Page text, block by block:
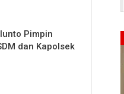
Pimpin
dan Kapolsek